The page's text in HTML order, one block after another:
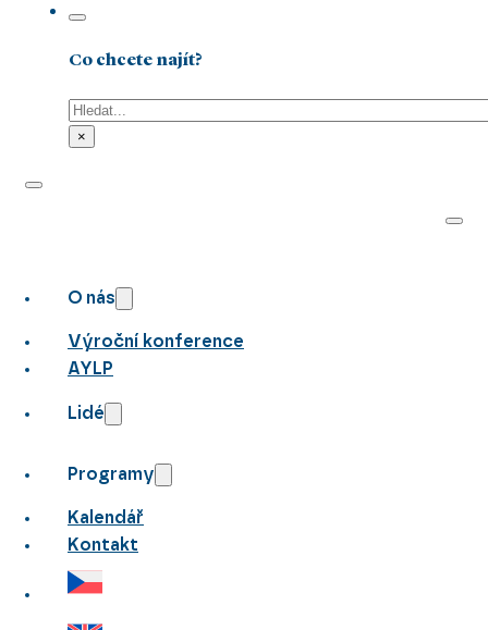
Co chcete najít?
Hledat
×
O nás
Výroční konference
AYLP
Lidé
Programy
Kalendář
Kontakt